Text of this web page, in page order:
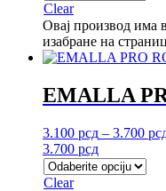
Clear
Овај производ има
изабране на
EMALLA
3.100 рсд – 3.700
3.700 рсд
Clear